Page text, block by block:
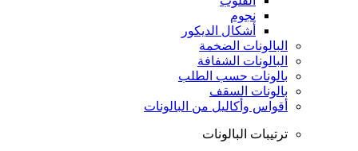
نجوم
أشكال الديكور
البالونات الضخمة
البالونات الشفافة
بالونات حسب الطلب
بالونات السقف
أقواس وأكاليل من البالونات
ترتيبات البالونات